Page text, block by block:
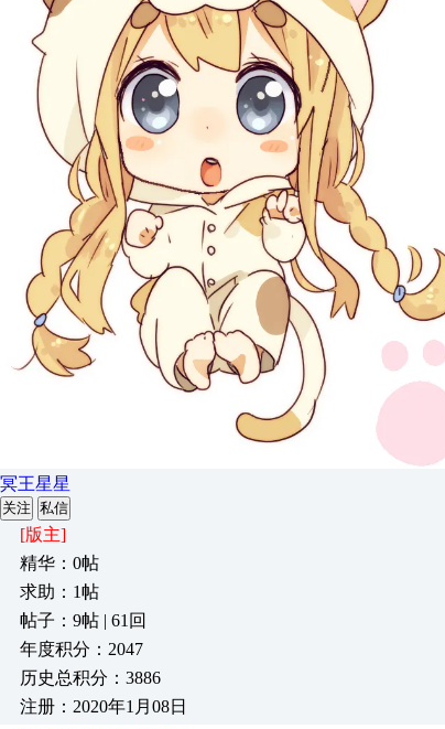
冥王星星
关注 私信
[版主]
精华：0帖
求助：1帖
帖子：9帖 | 61回
年度积分：2047
历史总积分：3886
注册：2020年1月08日